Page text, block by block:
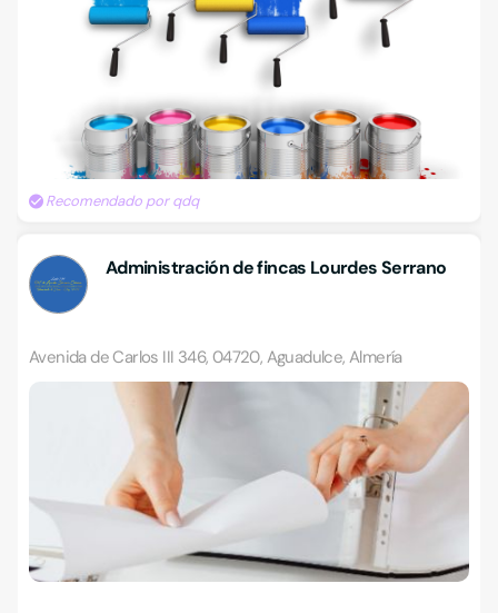
Recomendado por qdq
Administración de fincas Lourdes Serrano
Avenida de Carlos III 346, 04720, Aguadulce, Almería